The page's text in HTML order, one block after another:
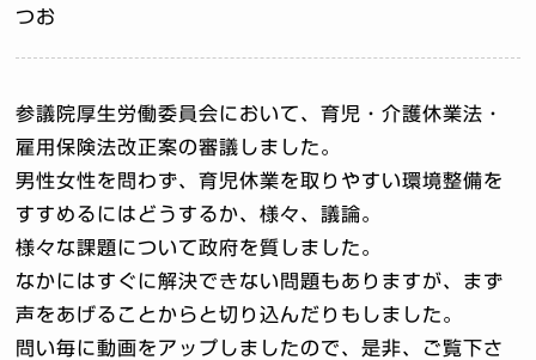
つお
参議院厚生労働委員会において、育児・介護休業法・
雇用保険法改正案の審議しました。
男性女性を問わず、育児休業を取りやすい環境整備を
すすめるにはどうするか、様々、議論。
様々な課題について政府を質しました。
なかにはすぐに解決できない問題もありますが、まず
声をあげることからと切り込んだりもしました。
問い毎に動画をアップしましたので、是非、ご覧下さ